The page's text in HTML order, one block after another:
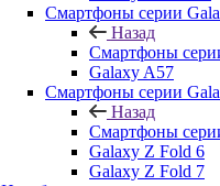
Смартфоны серии
Назад
Смартфоны
Galaxy A57
Смартфоны серии
Назад
Смартфоны
Galaxy Z Fold 6
Galaxy Z Fold 7